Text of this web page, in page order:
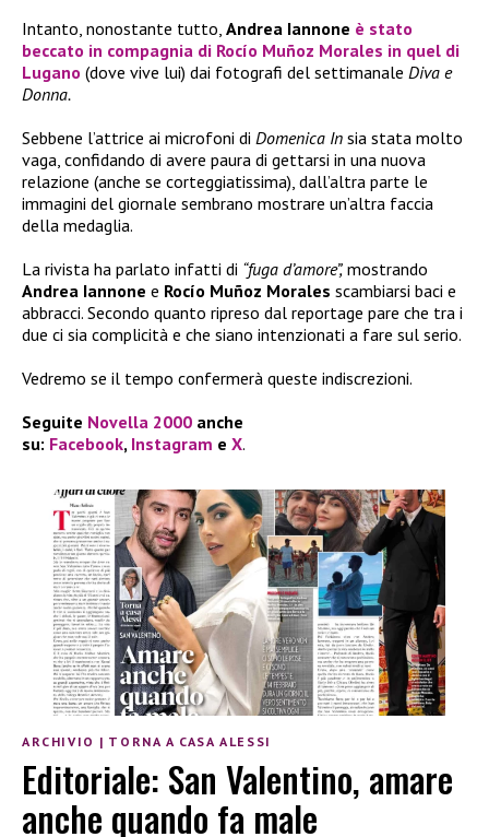
Intanto, nonostante tutto, Andrea Iannone è stato
beccato in compagnia di Rocío Muñoz Morales in quel di
Lugano (dove vive lui) dai fotografi del settimanale Diva e
Donna.
Sebbene l’attrice ai microfoni di Domenica In sia stata molto
vaga, confidando di avere paura di gettarsi in una nuova
relazione (anche se corteggiatissima), dall’altra parte le
immagini del giornale sembrano mostrare un’altra faccia
della medaglia.
La rivista ha parlato infatti di “fuga d’amore”, mostrando
Andrea Iannone e Rocío Muñoz Morales scambiarsi baci e
abbracci. Secondo quanto ripreso dal reportage pare che tra i
due ci sia complicità e che siano intenzionati a fare sul serio.
Vedremo se il tempo confermerà queste indiscrezioni.
Seguite Novella 2000 anche
su: Facebook, Instagram e X.
ARCHIVIO | TORNA A CASA ALESSI
Editoriale: San Valentino, amare
anche quando fa male